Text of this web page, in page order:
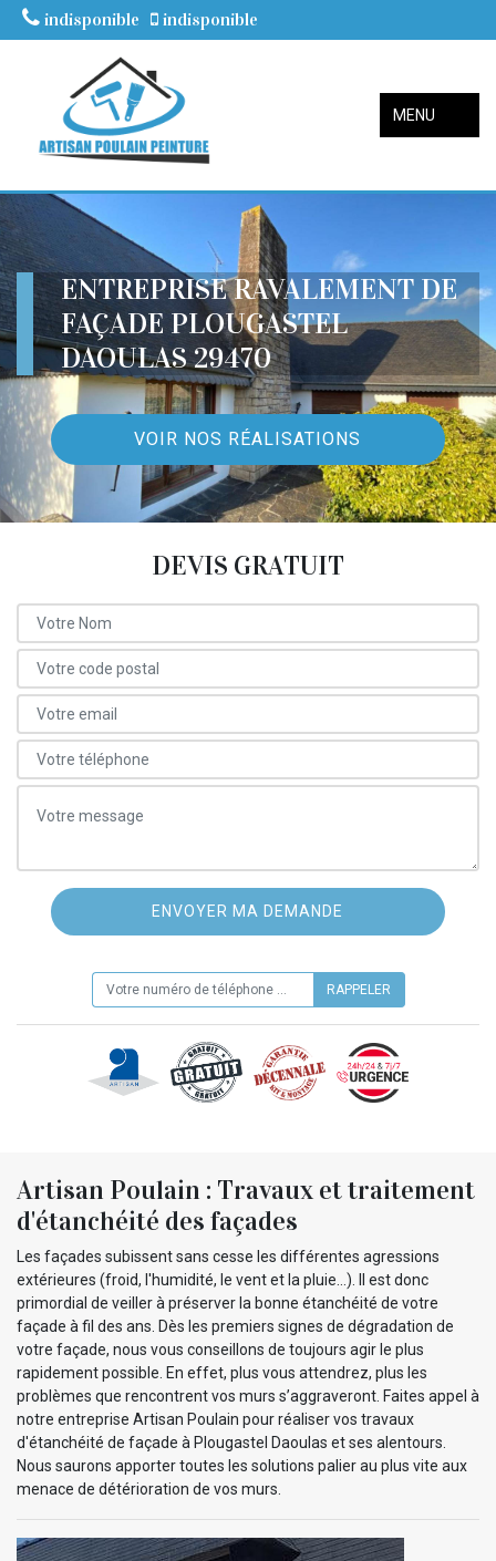
indisponible indisponible
MENU
ENTREPRISE RAVALEMENT DE
FAÇADE PLOUGASTEL
DAOULAS 29470
VOIR NOS RÉALISATIONS
DEVIS GRATUIT
Artisan Poulain : Travaux et traitement
d'étanchéité des façades
Les façades subissent sans cesse les différentes agressions
extérieures (froid, l'humidité, le vent et la pluie…). Il est donc
primordial de veiller à préserver la bonne étanchéité de votre
façade à fil des ans. Dès les premiers signes de dégradation de
votre façade, nous vous conseillons de toujours agir le plus
rapidement possible. En effet, plus vous attendrez, plus les
problèmes que rencontrent vos murs s’aggraveront. Faites appel à
notre entreprise Artisan Poulain pour réaliser vos travaux
d'étanchéité de façade à Plougastel Daoulas et ses alentours.
Nous saurons apporter toutes les solutions palier au plus vite aux
menace de détérioration de vos murs.